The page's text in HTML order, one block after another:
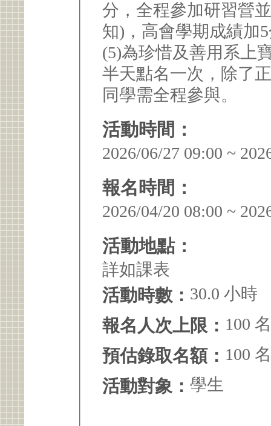
分，全程參加研習營
知)，高會學期成績加
(5)為珍惜及善用系上
半天點名一次，除了
同學需全程參與。
活動時間：
2026/06/27 09:00 ~
報名時間：
2026/04/20 08:00 ~
活動地點：
詳如課表
活動時數： 30.0 小時
報名人次上限： 100 名
預估錄取名額： 100 名
活動對象： 學生